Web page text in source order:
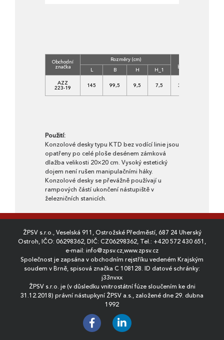
Obchodní
značka
Rozměry (cm)
betonu
L B H
H_1
AZZ
223-19 145 99,5 9,5 7,5 30/37-
Použití:
Konzolové desky typu KTD bez vodící linie jsou
opatřeny po celé ploše desénem zámková
dlažba velikosti 20×20 cm. Vysoký estetický
dojem není rušen manipulačními háky.
Konzolové desky se převážně používají u
rampových částí ukončení nástupiště v
železničních stanicích.
ŽPSV s.r.o., Veselská 911, Ostrožské Předměstí, 687 24 Uherský
Ostroh, IČO: 06298362, DIČ: CZ06298362, Tel.: +420 572 430 651 ,
e-mail: info@zpsv.cz,www.zpsv.cz
Společnost je zapsána v obchodním rejstříku vedeném Krajským
soudem v Brně, spisová značka C 108128. ID datové schránky:
j33nvxx
ŽPSV s.r.o. je (v důsledku vnitrostátní fúze sloučením ke dni
31.12.2018) právní nástupkyní ŽPSV a.s., založené dne 29. dubna
1992